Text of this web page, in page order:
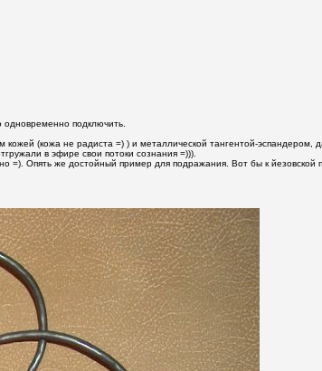
подключить.
(кожа не радиста =) ) и металлической тангентой-эспандером,
в эфире свои потоки сознания =))).
=). Опять же достойный пример для подражания. Вот бы к йезовской